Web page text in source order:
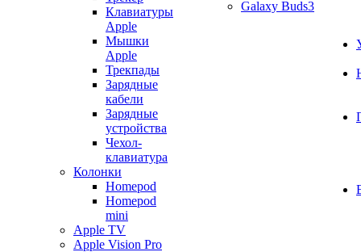
Клавиатуры
Apple
Мышки
Apple
Трекпады
Зарядные
кабели
Зарядные
устройства
Чехол-
клавиатура
Колонки
Homepod
Homepod
mini
Apple TV
Apple Vision Pro
Galaxy Buds3